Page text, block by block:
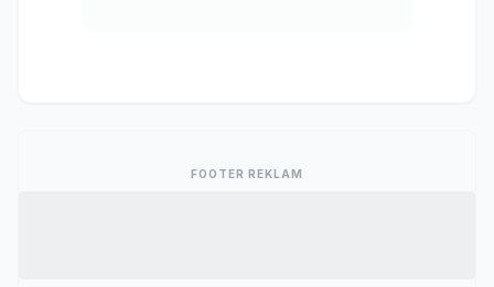
FOOTER REKLAM